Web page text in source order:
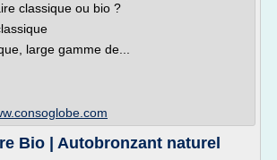
classique ou bio ?
large gamme de...
Bio | Autobronzant naturel